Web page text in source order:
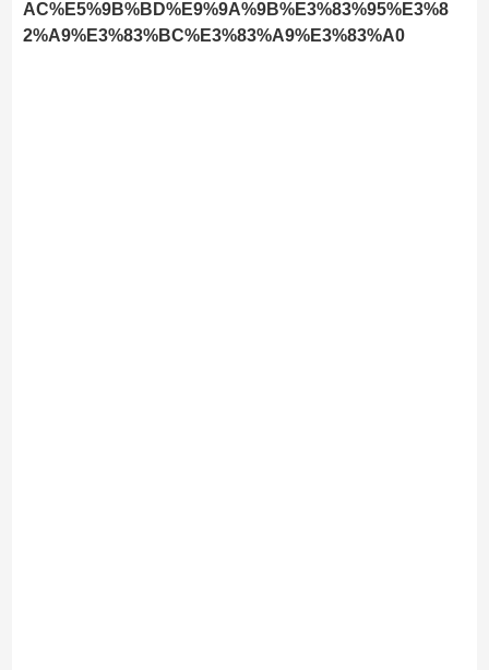
AC%E5%9B%BD%E9%9A%9B%E3%83%95%E3%8
2%A9%E3%83%BC%E3%83%A9%E3%83%A0